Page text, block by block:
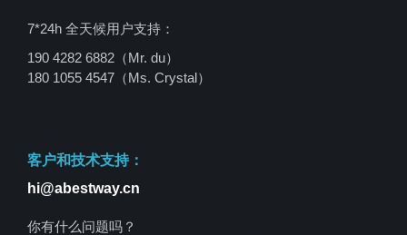
7*24h 全天候用户支持：
190 4282 6882（Mr. du）
180 1055 4547 （Ms. Crystal）
客户和技术支持：
hi@abestway.cn
你有什么问题吗？